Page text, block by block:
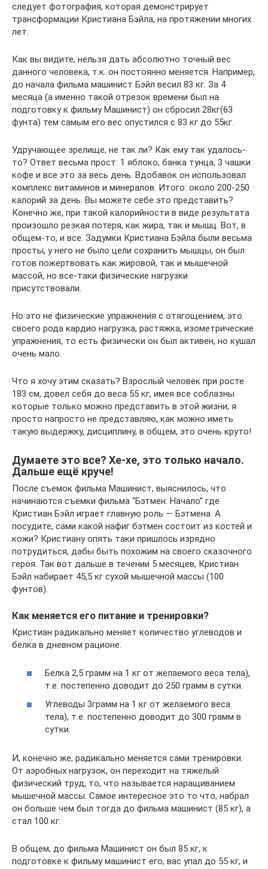
следует фотография, которая демонстрирует
трансформации Кристиана Бэйла, на протяжении многих
лет.
Как вы видите, нельзя дать абсолютно точный вес
данного человека, т.к. он постоянно меняется. Например,
до начала фильма машинист Бэйл весил 83 кг. За 4
месяца (а именно такой отрезок времени был на
подготовку к фильму Машинист) он сбросил 28кг(63
фунта) тем самым его вес опустился с 83 кг до 55кг.
Удручающее зрелище, не так ли? Как ему так удалось-
то? Ответ весьма прост: 1 яблоко, банка тунца, 3 чашки
кофе и все это за весь день. Вдобавок он использовал
комплекс витаминов и минералов. Итого: около 200-250
калорий за день. Вы можете себе это представить?
Конечно же, при такой калорийности в виде результата
произошло резкая потеря, как жира, так и мышц. Вот, в
общем-то, и все. Задумки Кристиана Бэйла были весьма
просты, у него не было цели сохранить мышцы, он был
готов пожертвовать как жировой, так и мышечной
массой, но все-таки физические нагрузки
присутствовали.
Но это не физические упражнения с отягощением, это
своего рода кардио нагрузка, растяжка, изометрические
упражнения, то есть физически он был активен, но кушал
очень мало.
Что я хочу этим сказать? Взрослый человек при росте
183 см, довел себя до веса 55 кг, имея все соблазны
которые только можно представить в этой жизни, я
просто напросто не представляю, как можно иметь
такую выдержку, дисциплину, в общем, это очень круто!
Думаете это все? Хе-хе, это только начало.
Дальше ещё круче!
После съемок фильма Машинист, выяснилось, что
начинаются съемки фильма “Бэтмен: Начало” где
Кристиан Бэйл играет главную роль — Бэтмена. А
посудите, сами какой нафиг бэтмен состоит из костей и
кожи? Кристиану опять таки пришлось изрядно
потрудиться, дабы быть похожим на своего сказочного
героя. Так вот дальше в течении 5 месяцев, Кристиан
Бэйл набирает 45,5 кг сухой мышечной массы (100
фунтов).
Как меняется его питание и тренировки?
Кристиан радикально меняет количество углеводов и
белка в дневном рационе.
Белка 2,5 грамм на 1 кг от желаемого веса тела),
т.е. постепенно доводит до 250 грамм в сутки.
Углеводы 3грамм на 1 кг от желаемого веса
тела), т.е. постепенно доводит до 300 грамм в
сутки.
И, конечно же, радикально меняется сами тренировки.
От аэробных нагрузок, он переходит на тяжелый
физический труд, то, что называется наращиванием
мышечной массы. Самое интересное это то что, набрал
он больше чем был тогда до фильма машинист (85 кг), а
стал 100 кг.
В общем, до фильма Машинист он был 85 кг, к
подготовке к фильму машинист его, вас упал до 55 кг, и